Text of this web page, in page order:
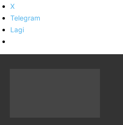
X
Telegram
Lagi